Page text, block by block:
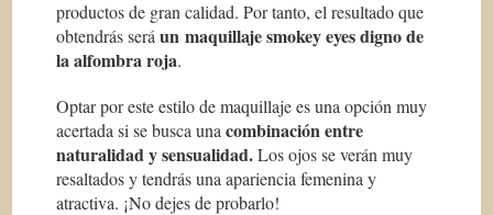
productos de gran calidad. Por tanto, el resultado que
obtendrás será un maquillaje smokey eyes digno de
la alfombra roja.
Optar por este estilo de maquillaje es una opción muy
acertada si se busca unacombinación entre
naturalidad y sensualidad.Los ojos se verán muy
resaltados y tendrás una apariencia femenina y
atractiva. ¡No dejes de probarlo!